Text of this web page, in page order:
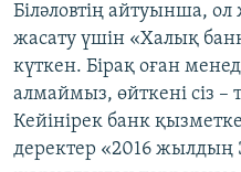
Біләловтің айтуынша,
жасату үшін «Халық
күткен. Бірақ оған
алмаймыз, өйткені сіз –
Кейінірек банк
деректер «2016